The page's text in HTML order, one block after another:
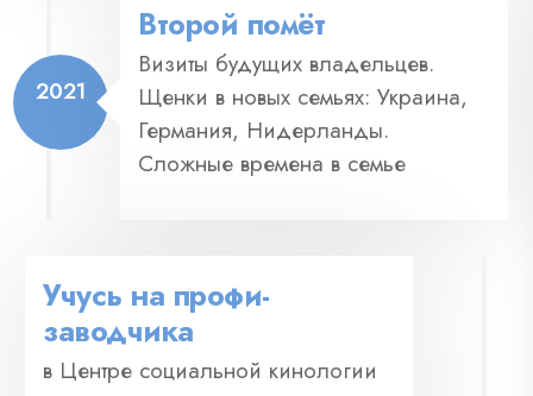
2021
Второй помёт
Визиты будущих владельцев.
Щенки в новых семьях: Украина,
Германия, Нидерланды.
Сложные времена в семье
Учусь на профи-
заводчика
в Центре социальной кинологии